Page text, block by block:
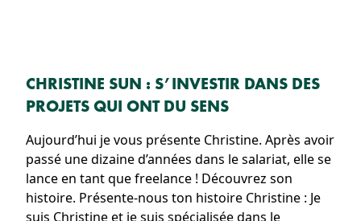
CHRISTINE SUN : S’INVESTIR DANS DES
PROJETS QUI ONT DU SENS
Aujourd’hui je vous présente Christine. Après avoir
passé une dizaine d’années dans le salariat, elle se
lance en tant que freelance ! Découvrez son
histoire. Présente-nous ton histoire Christine : Je
suis Christine et je suis spécialisée dans le